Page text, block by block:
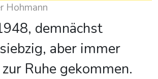
Hohmann
demnächst
aber immer
Ruhe gekommen.